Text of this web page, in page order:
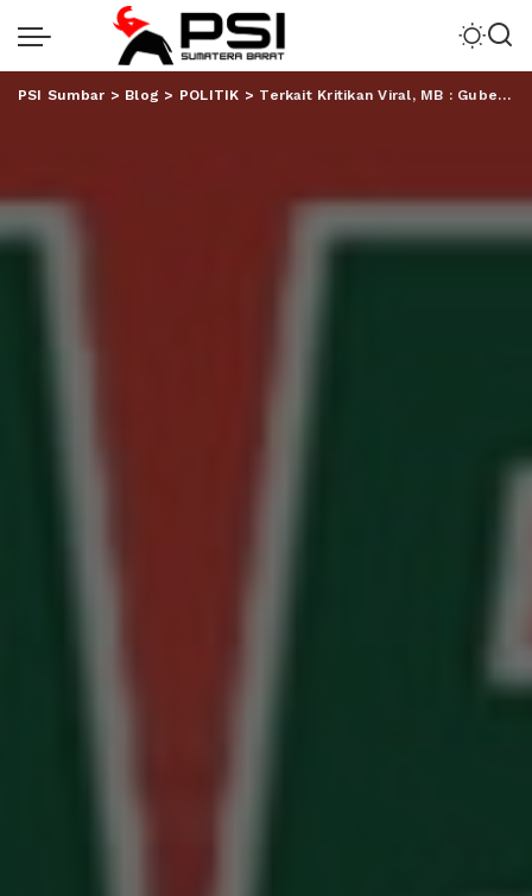
PSI Sumbar > Blog > POLITIK > Terkait Kritikan Viral, MB : Gubernur Jangan Baper, Diskominfo Harus Responsif